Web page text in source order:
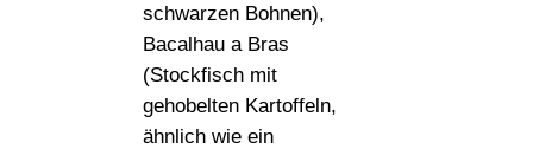
schwarzen Bohnen),
Bacalhau a Bras
(Stockfisch mit
gehobelten Kartoffeln,
ähnlich wie ein